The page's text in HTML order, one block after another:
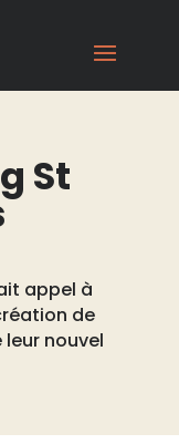
St
appel à
de
leur nouvel